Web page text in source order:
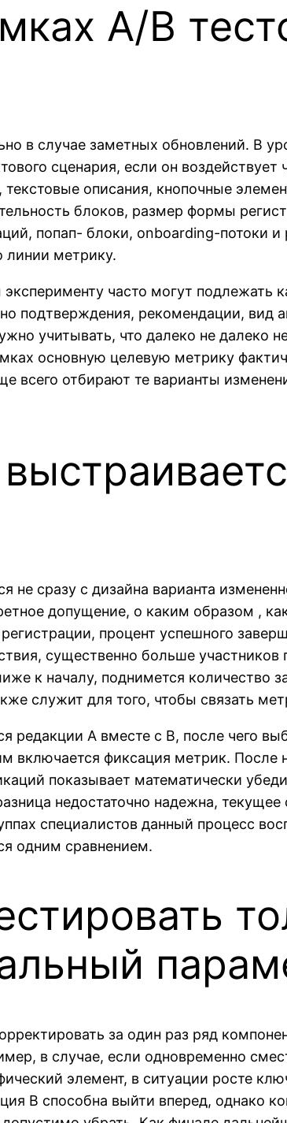
A/B
в случае заметных обновлений. В
сценария, если он
текстовые описания, кнопочные
блоков, размер формы
попап- блоки, onboarding-
линии метрику.
часто могут подлежать
подтверждения, рекомендации, вид
учитывать, что далеко не далеко
основную целевую метрику
всего отбирают те варианты
не сразу с дизайна варианта
допущение, о каким образом ,
процент успешного
существенно больше
к началу, поднимется количество
служит для того, чтобы связать
редакции A вместе с B, после чего
включается фиксация метрик.
показывает математически
недостаточно надежна,
специалистов данный процесс
одним сравнением.
за один раз ряд
в случае, если одновременно
элемент, в ситуации росте
B способна выйти вперед, однако